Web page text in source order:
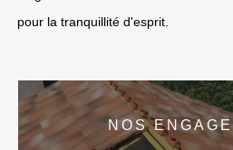
pour la tranquillité d'esprit.
NOS